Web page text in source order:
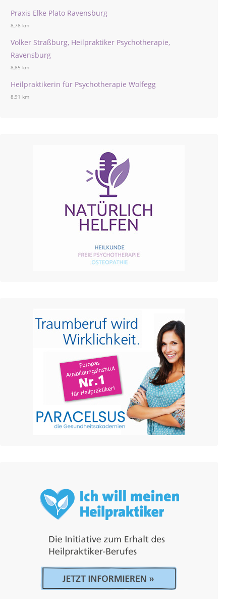
Praxis Elke Plato Ravensburg
8,78 km
Volker Straßburg, Heilpraktiker Psychotherapie,
Ravensburg
8,85 km
Heilpraktikerin für Psychotherapie Wolfegg
8,91 km